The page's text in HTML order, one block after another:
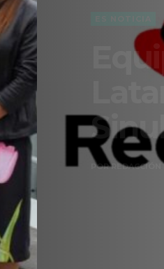
ES NOTICIA
Equipo
Latam
Sinuhé
POR REDACCIÓN LATAM 4